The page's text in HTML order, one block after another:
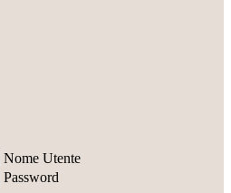
Nome Utente
Password